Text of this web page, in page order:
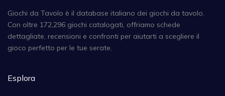
Giochi da Tavolo è il database italiano dei giochi da tavolo.
Con oltre 172,296 giochi catalogati, offriamo schede
dettagliate, recensioni e confronti per aiutarti a scegliere il
gioco perfetto per le tue serate.
Esplora